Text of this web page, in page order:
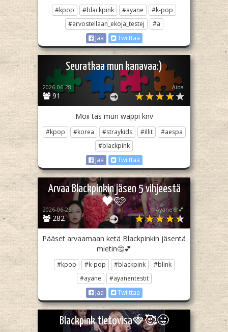
#kpop #blackpink #ayane
#k-pop
#arvostellaan_ekoja_testej
#ä
Jaa
Twiittaa
Seuratkaa mun kanavaa:)
91
2026-06-28 Aida
Moii täs mun wappi knv
#kpop #korea #straykids #illit
#aespa
#blackpink
Jaa
Twiittaa
Arvaa Blackpinkin jäsen 5 vihjeestä
🖤🩷
282
2026-06-25 🩷Ayane🌸💕
Pääset arvaamaan ketä Blackpinkin jäsentä
mietin🤔💕
#kpop #k-pop #blackpink
#blink
#ayane
#ayanentestit
Jaa
Twiittaa
Blackpink tietovisa🍓🥰😛